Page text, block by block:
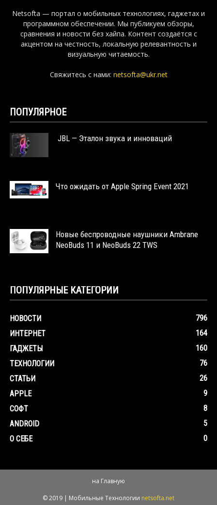
Netsofta — портал о мобильных технологиях, гаджетах и
программном обеспечении. Мы публикуем обзоры,
сравнения и новости без хайпа. Контент создаётся с
акцентом на честность, локальную релевантность и
визуальную читаемость.
Свяжитесь с нами: netsofta@ukr.net
ПОПУЛЯРНОЕ
JBL — Эталон звука и инноваций
Что ожидать от Apple Spring Event 2021
Новые беспроводные наушники Ambrane
NeoBuds 11 и NeoBuds 22 TWS
ПОПУЛЯРНЫЕ КАТЕГОРИИ
НОВОСТИ
796
ИНТЕРНЕТ
164
ГАДЖЕТЫ
160
ТЕХНОЛОГИИ
76
СТАТЬИ
26
APPLE
9
СОФТ
8
ANDROID
5
О СЕБЕ
0
на Главную
© 2019 | Мобильные Технологии netsofta.net